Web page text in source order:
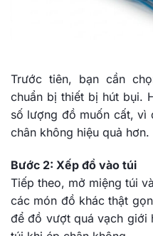
Trước tiên, bạn cần
chuẩn bị thiết bị hút bụi.
số lượng đồ muốn cất, vì
chân không hiệu quả hơn.
Bước 2: Xếp đồ vào túi
Tiếp theo, mở miệng túi
các món đồ khác thật
để đồ vượt quá vạch giới